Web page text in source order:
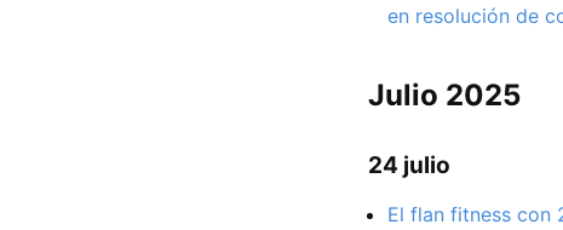
en resolución de
Julio 2025
24 julio
El flan fitness con